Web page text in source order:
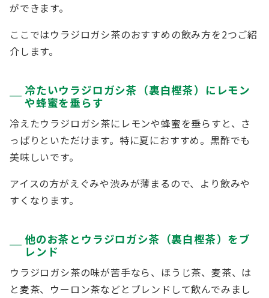
ができます。
ここではウラジロガシ茶のおすすめの飲み方を2つご紹
介します。
冷たいウラジロガシ茶（裏白樫茶）にレモン
や蜂蜜を垂らす
冷えたウラジロガシ茶にレモンや蜂蜜を垂らすと、さ
っぱりといただけます。特に夏におすすめ。黒酢でも
美味しいです。
アイスの方がえぐみや渋みが薄まるので、より飲みや
すくなります。
他のお茶とウラジロガシ茶（裏白樫茶）をブ
レンド
ウラジロガシ茶の味が苦手なら、ほうじ茶、麦茶、は
と麦茶、ウーロン茶などとブレンドして飲んでみまし